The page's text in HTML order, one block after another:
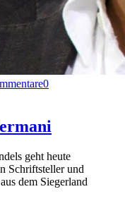
0
geht heute
Schriftsteller und
dem Siegerland